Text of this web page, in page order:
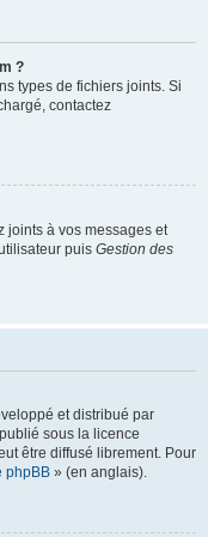
?
types de fichiers joints. Si
contactez
joints à vos messages et
puis Gestion des
et distribué par
sous la licence
être diffusé librement. Pour
phpBB » (en anglais).